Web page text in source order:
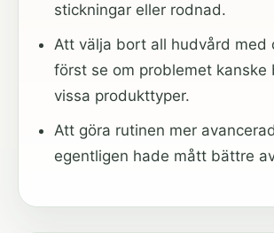
stickningar eller rodnad.
Att välja bort all hudvård med
först se om problemet kanske
vissa produkttyper.
Att göra rutinen mer
egentligen hade mått bättre